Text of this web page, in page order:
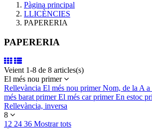
Pàgina principal
LLICÈNCIES
PAPERERIA
PAPERERIA
Veient 1-8 de 8 articles(s)
El més nou primer
Rellevància El més nou primerNom, de la A a
més barat primerEl més car primerEn estoc
Rellevància, inversa
8
12 24 36 Mostrar tots